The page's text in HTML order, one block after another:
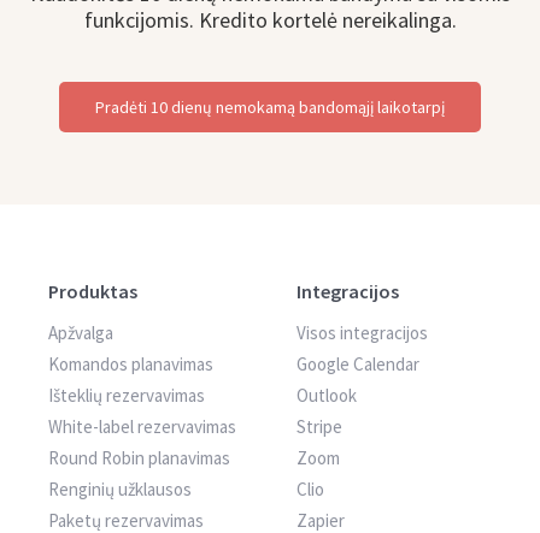
funkcijomis. Kredito kortelė nereikalinga.
Pradėti 10 dienų nemokamą bandomąjį laikotarpį
Produktas
Apžvalga
Komandos planavimas
Išteklių rezervavimas
White-label rezervavimas
Round Robin planavimas
Renginių užklausos
Paketų rezervavimas
Integracijos
Visos integracijos
Google Calendar
Outlook
Stripe
Zoom
Clio
Zapier